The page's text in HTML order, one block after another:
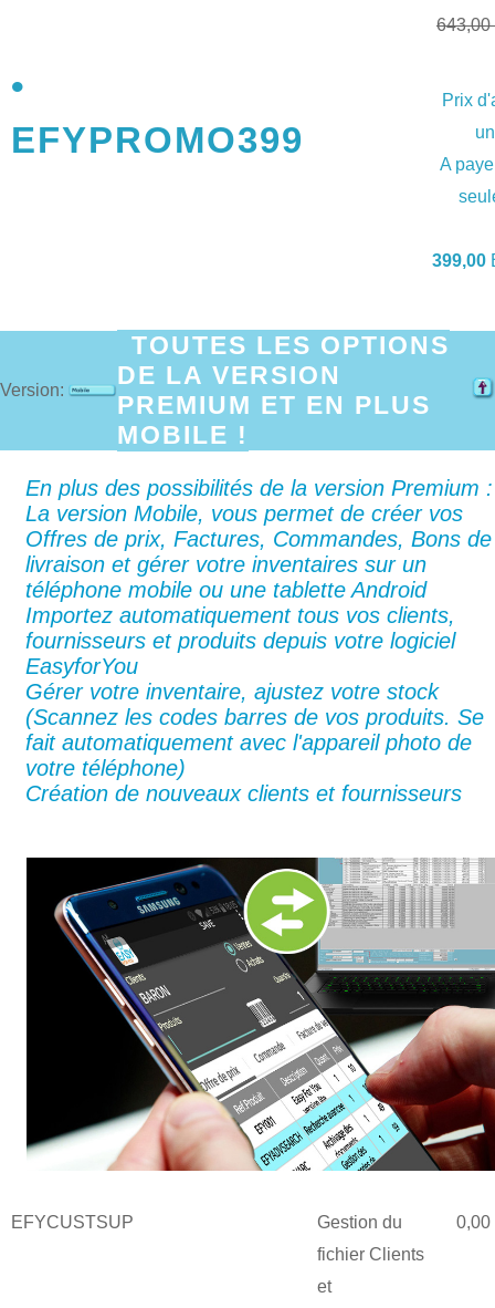
643,00
EFYPROMO399
Prix
A
399,00
Version:
TOUTES LES OPTIONS
DE LA VERSION
PREMIUM ET EN PLUS
MOBILE !
En plus des possibilités de la version Premium :
La version Mobile, vous permet de créer vos
Offres de prix, Factures, Commandes, Bons de
livraison et gérer votre inventaires sur un
téléphone mobile ou une tablette Android
Importez automatiquement tous vos clients,
fournisseurs et produits depuis votre logiciel
EasyforYou
Gérer votre inventaire, ajustez votre stock
(Scannez les codes barres de vos produits. Se
fait automatiquement avec l'appareil photo de
votre téléphone)
Création de nouveaux clients et fournisseurs
EFYCUSTSUP
Gestion du
fichier Clients
et
0,00